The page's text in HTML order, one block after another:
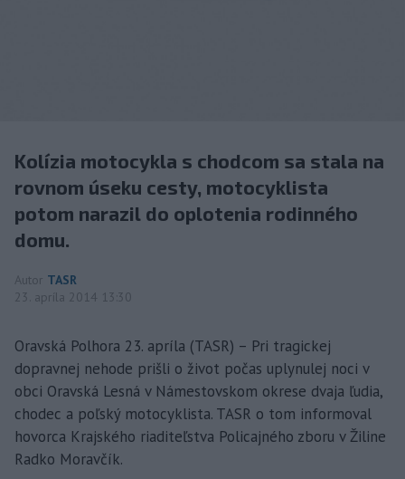
Kolízia motocykla s chodcom sa stala na
rovnom úseku cesty, motocyklista
potom narazil do oplotenia rodinného
domu.
Autor TASR
23. apríla 2014 13:30
Oravská Polhora 23. apríla (TASR) – Pri tragickej
dopravnej nehode prišli o život počas uplynulej noci v
obci Oravská Lesná v Námestovskom okrese dvaja ľudia,
chodec a poľský motocyklista. TASR o tom informoval
hovorca Krajského riaditeľstva Policajného zboru v Žiline
Radko Moravčík.